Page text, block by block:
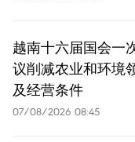
越南十六届国会一
议削减农业和环境
及经营条件
07/08/2026 08:45